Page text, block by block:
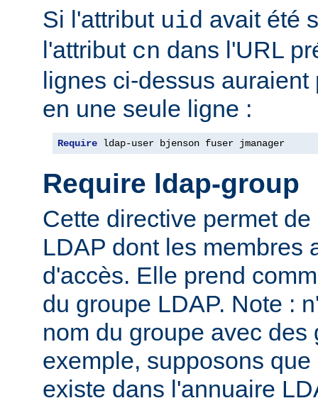
Si l'attribut uid avait été
l'attribut cn dans l'URL
lignes ci-dessus
en une seule ligne :
Require ldap-user bjenson fuser jmanager
Require ldap-group
Cette directive permet
LDAP dont les membres
d'accès. Elle prend
du groupe LDAP. Note :
nom du groupe avec des
exemple, supposons
existe dans l'annuaire